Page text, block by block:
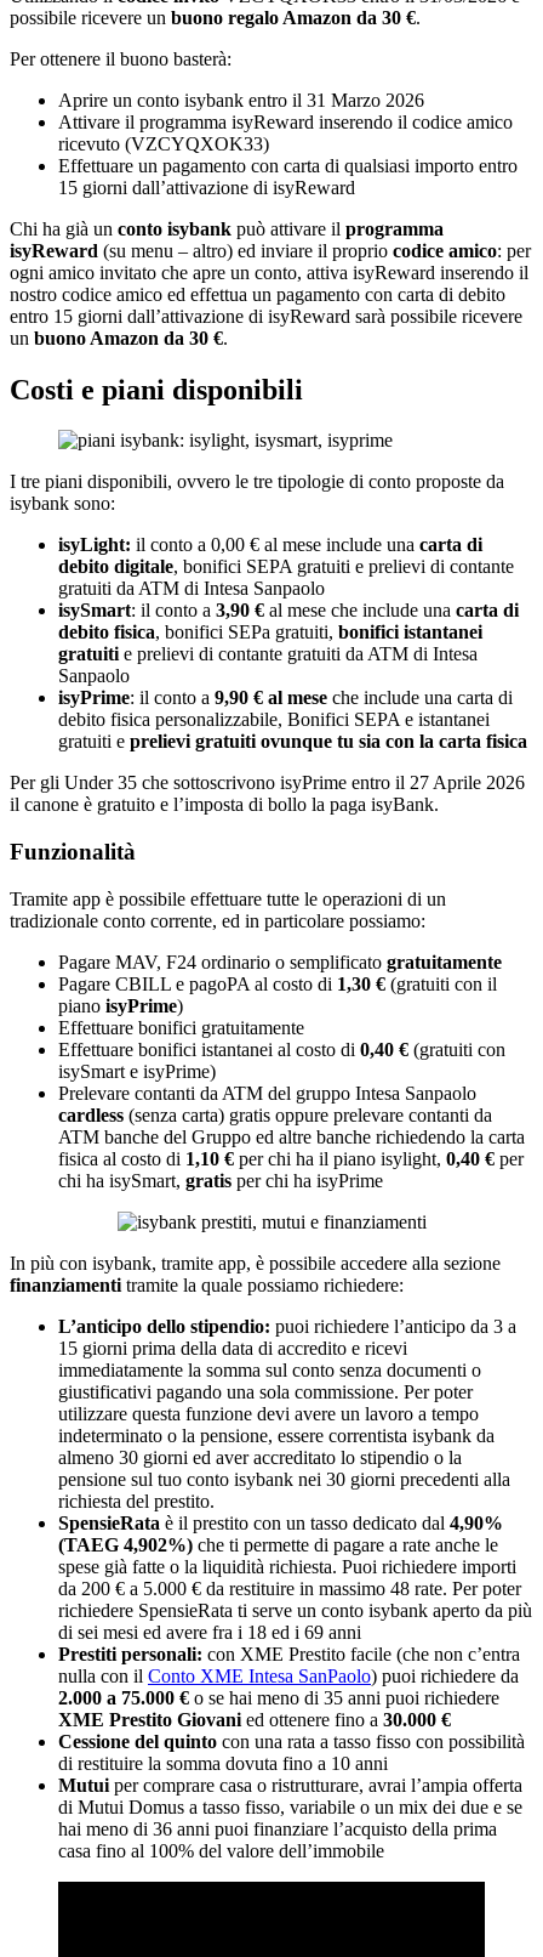
possibile ricevere un buono regalo Amazon da 30 €.
Per ottenere il buono basterà:
Aprire un conto isybank entro il 31 Marzo 2026
Attivare il programma isyReward inserendo il codice amico
ricevuto (VZCYQXOK33)
Effettuare un pagamento con carta di qualsiasi importo entro
15 giorni dall’attivazione di isyReward
Chi ha già un conto isybank può attivare il programma
isyReward (su menu – altro) ed inviare il proprio codice amico: per
ogni amico invitato che apre un conto, attiva isyReward inserendo il
nostro codice amico ed effettua un pagamento con carta di debito
entro 15 giorni dall’attivazione di isyReward sarà possibile ricevere
un buono Amazon da 30 €.
Costi e piani disponibili
I tre piani disponibili, ovvero le tre tipologie di conto proposte da
isybank sono:
isyLight: il conto a 0,00 € al mese include una carta di
debito digitale, bonifici SEPA gratuiti e prelievi di contante
gratuiti da ATM di Intesa Sanpaolo
isySmart: il conto a 3,90 € al mese che include una carta di
debito fisica, bonifici SEPa gratuiti, bonifici istantanei
gratuitie prelievi di contante gratuiti da ATM di Intesa
Sanpaolo
isyPrime: il conto a 9,90 € al mese che include una carta di
debito fisica personalizzabile, Bonifici SEPA e istantanei
gratuiti e prelievi gratuiti ovunque tu sia con la carta fisica
Per gli Under 35 che sottoscrivono isyPrime entro il 27 Aprile 2026
il canone è gratuito e l’imposta di bollo la paga isyBank.
Funzionalità
Tramite app è possibile effettuare tutte le operazioni di un
tradizionale conto corrente, ed in particolare possiamo:
Pagare MAV, F24 ordinario o semplificato gratuitamente
Pagare CBILL e pagoPA al costo di 1,30 € (gratuiti con il
piano isyPrime)
Effettuare bonifici gratuitamente
Effettuare bonifici istantanei al costo di 0,40 € (gratuiti con
isySmart e isyPrime)
Prelevare contanti da ATM del gruppo Intesa Sanpaolo
cardless (senza carta) gratis oppure prelevare contanti da
ATM banche del Gruppo ed altre banche richiedendo la carta
fisica al costo di 1,10 € per chi ha il piano isylight, 0,40 € per
chi ha isySmart, gratis per chi ha isyPrime
In più con isybank, tramite app, è possibile accedere alla sezione
finanziamenti tramite la quale possiamo richiedere:
L’anticipo dello stipendio: puoi richiedere l’anticipo da 3 a
15 giorni prima della data di accredito e ricevi
immediatamente la somma sul conto senza documenti o
giustificativi pagando una sola commissione. Per poter
utilizzare questa funzione devi avere un lavoro a tempo
indeterminato o la pensione, essere correntista isybank da
almeno 30 giorni ed aver accreditato lo stipendio o la
pensione sul tuo conto isybank nei 30 giorni precedenti alla
richiesta del prestito.
SpensieRata è il prestito con un tasso dedicato dal 4,90%
(TAEG 4,902%) che ti permette di pagare a rate anche le
spese già fatte o la liquidità richiesta. Puoi richiedere importi
da 200 € a 5.000 € da restituire in massimo 48 rate. Per poter
richiedere SpensieRata ti serve un conto isybank aperto da più
di sei mesi ed avere fra i 18 ed i 69 anni
Prestiti personali: con XME Prestito facile (che non c’entra
nulla con il Conto XME Intesa SanPaolo) puoi richiedere da
2.000 a 75.000 € o se hai meno di 35 anni puoi richiedere
XME Prestito Giovani ed ottenere fino a 30.000 €
Cessione del quinto con una rata a tasso fisso con possibilità
di restituire la somma dovuta fino a 10 anni
Mutui per comprare casa o ristrutturare, avrai l’ampia offerta
di Mutui Domus a tasso fisso, variabile o un mix dei due e se
hai meno di 36 anni puoi finanziare l’acquisto della prima
casa fino al 100% del valore dell’immobile